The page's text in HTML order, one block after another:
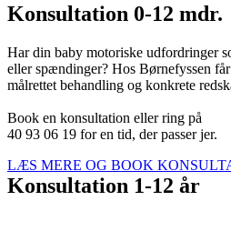
Konsultation 0-12 mdr.
Har din baby motoriske udfordringer
eller spændinger? Hos Børnefyssen
målrettet behandling og konkrete
Book en konsultation eller ring på
40 93 06 19 for en tid, der passer jer.
LÆS MERE OG BOOK
Konsultation 1-12 år